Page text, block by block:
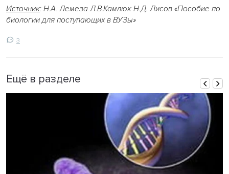
Источник: Н.А. Лемеза Л.В.Камлюк Н.Д. Лисов «Пособие по
биологии для поступающих в ВУЗы»
3
Ещё в разделе